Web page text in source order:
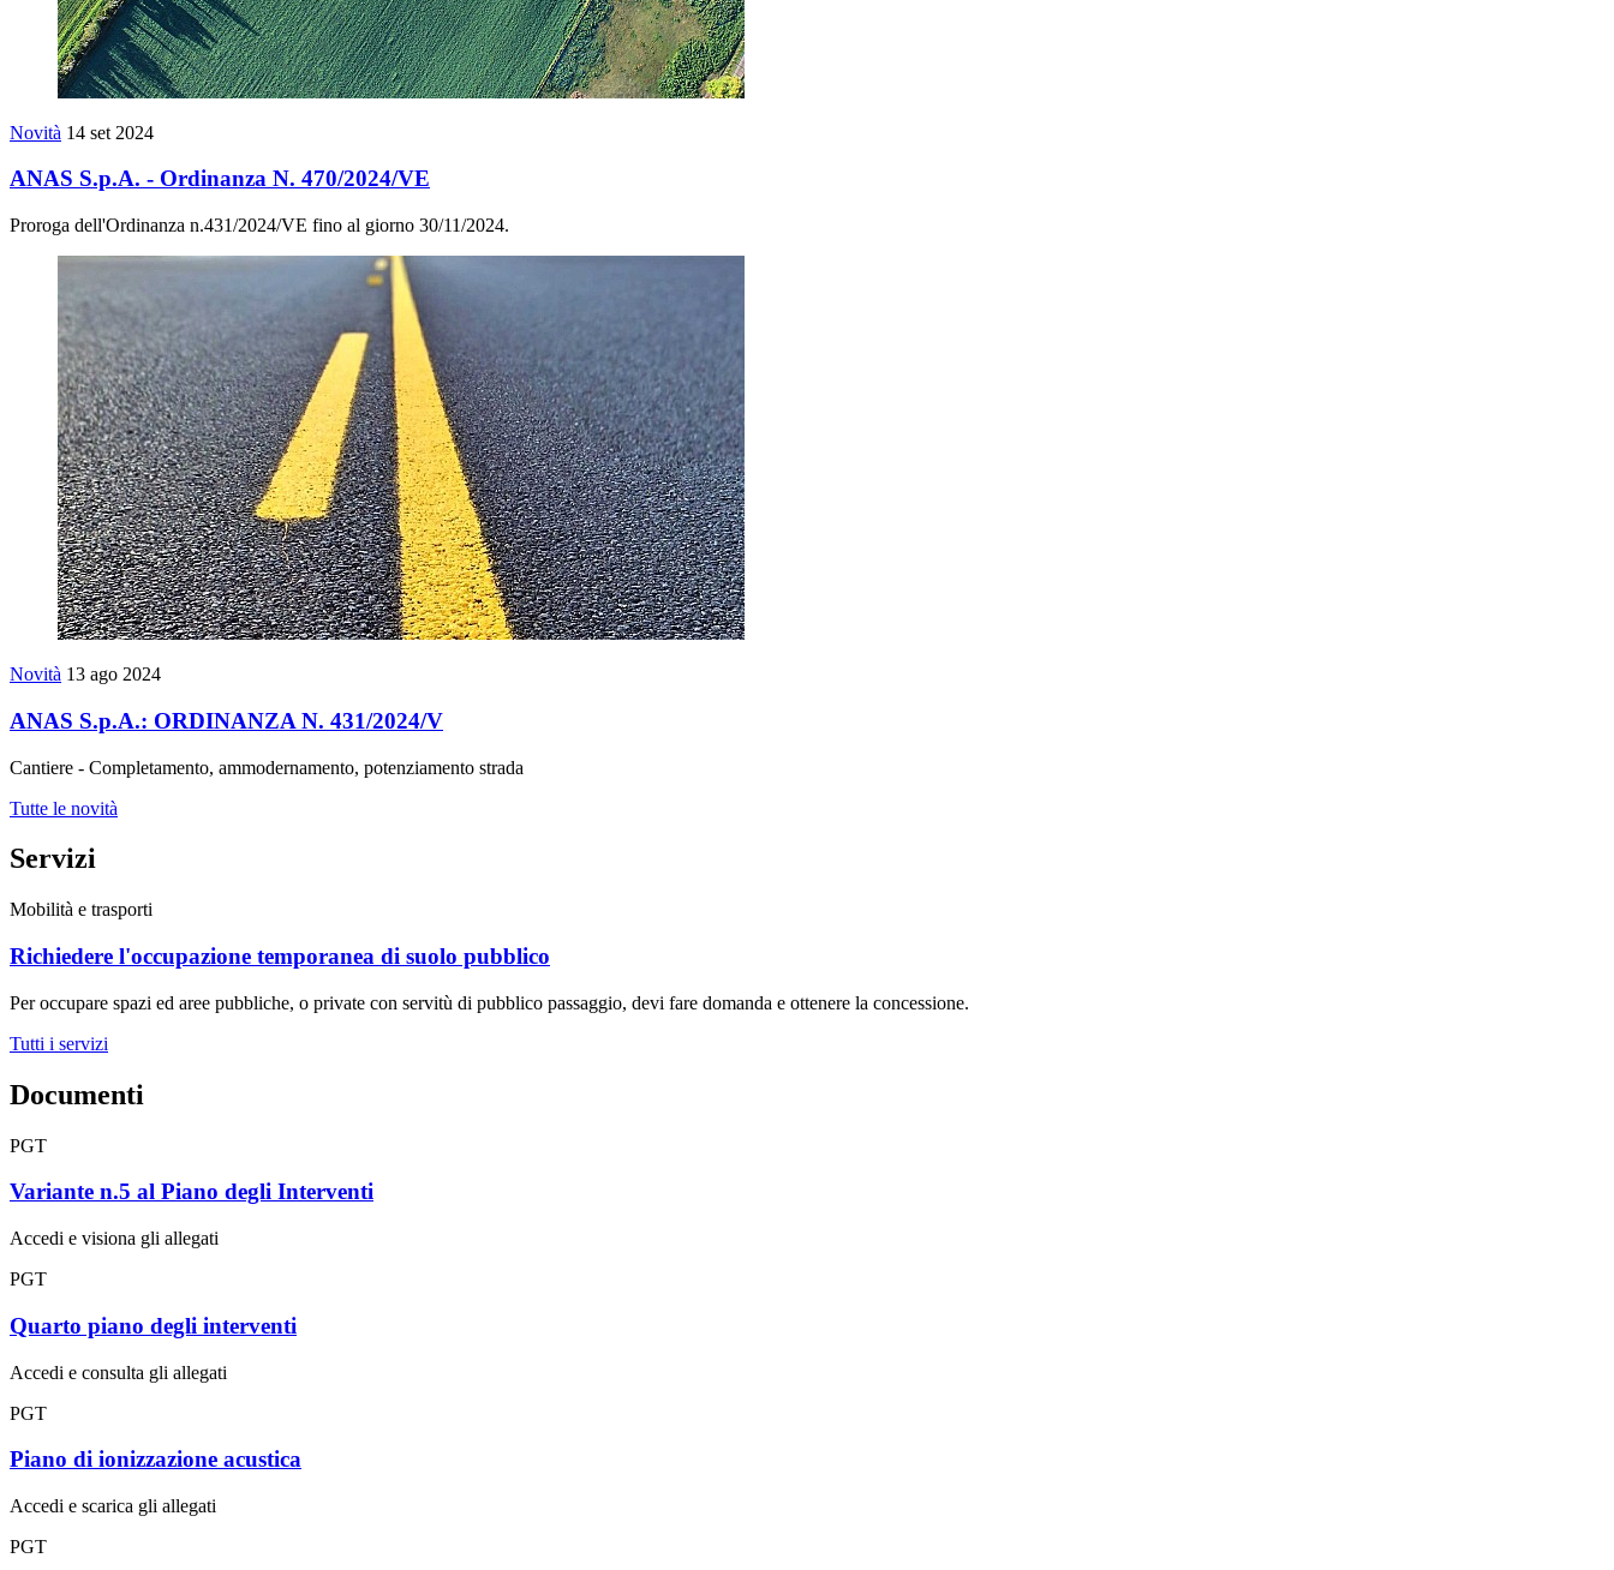
Novità 14 set 2024
ANAS S.p.A. - Ordinanza N. 470/2024/VE
Proroga dell'Ordinanza n.431/2024/VE fino al giorno 30/11/2024.
Novità 13 ago 2024
ANAS S.p.A.: ORDINANZA N. 431/2024/V
Cantiere - Completamento, ammodernamento, potenziamento strada
Tutte le novità
Servizi
Mobilità e trasporti
Richiedere l'occupazione temporanea di suolo pubblico
Per occupare spazi ed aree pubbliche, o private con servitù di pubblico passaggio, devi fare domanda e ottenere la concessione.
Tutti i servizi
Documenti
PGT
Variante n.5 al Piano degli Interventi
Accedi e visiona gli allegati
PGT
Quarto piano degli interventi
Accedi e consulta gli allegati
PGT
Piano di ionizzazione acustica
Accedi e scarica gli allegati
PGT